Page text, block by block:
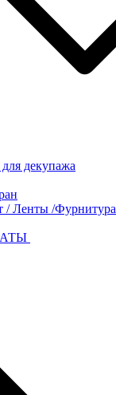
декупажа
/ Ленты /Фурнитура